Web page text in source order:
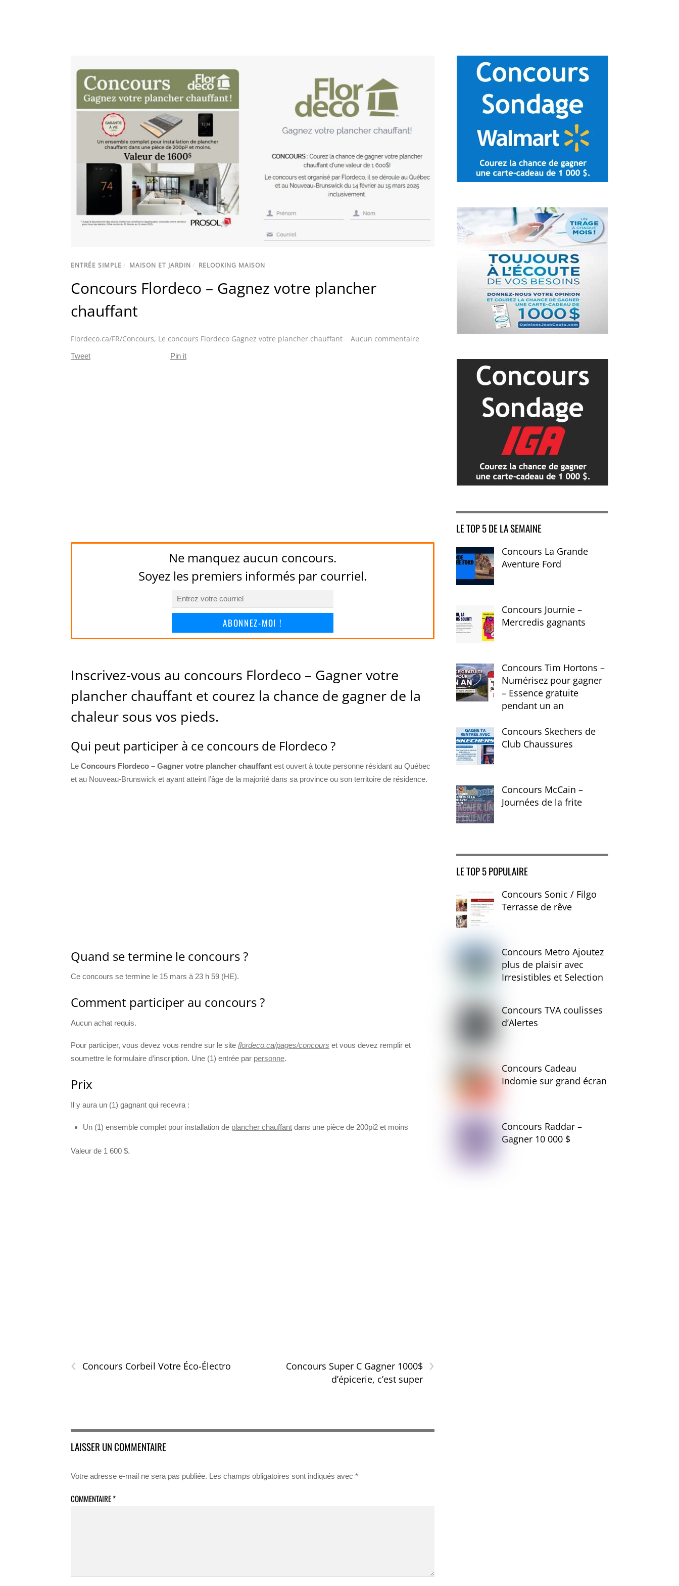
ENTRÉE SIMPLE / MAISON ET JARDIN / RELOOKING MAISON
Concours Flordeco – Gagnez votre plancher
chauffant
Flordeco.ca/FR/Concours, Le concours Flordeco Gagnez votre plancher chauffant Aucun commentaire
Tweet Pin it
Ne manquez aucun concours.
Soyez les premiers informés par courriel.
ABONNEZ-MOI !
Inscrivez-vous au concours Flordeco – Gagner votre
plancher chauffant et courez la chance de gagner de la
chaleur sous vos pieds.
Qui peut participer à ce concours de Flordeco ?
Le Concours Flordeco – Gagner votre plancher chauffant est ouvert à toute personne résidant au Québec
et au Nouveau-Brunswick et ayant atteint l’âge de la majorité dans sa province ou son territoire de résidence.
Quand se termine le concours ?
Ce concours se termine le 15 mars à 23 h 59 (HE).
Comment participer au concours ?
Aucun achat requis.
Pour participer, vous devez vous rendre sur le site flordeco.ca/pages/concours et vous devez remplir et
soumettre le formulaire d’inscription. Une (1) entrée par personne.
Prix
Il y aura un (1) gagnant qui recevra :
Un (1) ensemble complet pour installation de plancher chauffant dans une pièce de 200pi2 et moins
Valeur de 1 600 $.
‹ Concours Corbeil Votre Éco-Électro ›
Concours Super C Gagner 1000$
d’épicerie, c’est super
LAISSER UN COMMENTAIRE
Votre adresse e-mail ne sera pas publiée. Les champs obligatoires sont indiqués avec *
COMMENTAIRE*
LE TOP 5 DE LA SEMAINE
Concours La Grande
Aventure Ford
Concours Journie –
Mercredis gagnants
Concours Tim Hortons –
Numérisez pour gagner
– Essence gratuite
pendant un an
Concours Skechers de
Club Chaussures
Concours McCain –
Journées de la frite
LE TOP 5 POPULAIRE
Concours Sonic / Filgo
Terrasse de rêve
Concours Metro Ajoutez
plus de plaisir avec
Irresistibles et Selection
Concours TVA coulisses
d’Alertes
Concours Cadeau
Indomie sur grand écran
Concours Raddar –
Gagner 10 000 $